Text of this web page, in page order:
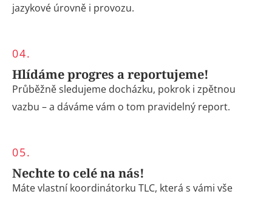
jazykové úrovně i provozu.
04.
Hlídáme progres a reportujeme!
Průběžně sledujeme docházku, pokrok i zpětnou
vazbu – a dáváme vám o tom pravidelný report.
05.
Nechte to celé na nás!
Máte vlastní koordinátorku TLC, která s vámi vše